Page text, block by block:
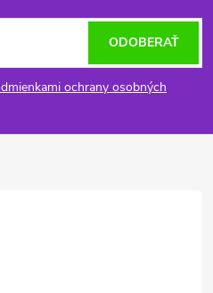
ochrany osobných
ODOBERAŤ